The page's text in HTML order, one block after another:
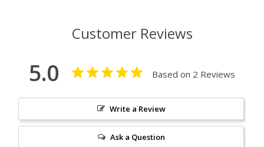
Customer Reviews
5.0 Based on 2 Reviews
Write a Review
Ask a Question